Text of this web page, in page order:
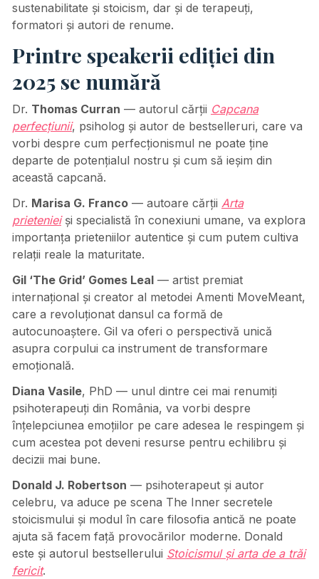
sustenabilitate și stoicism, dar și de terapeuți,
formatori și autori de renume.
Printre speakerii ediției din
2025 se numără
Dr. Thomas Curran — autorul cărții Capcana
perfecțiunii, psiholog și autor de bestselleruri, care va
vorbi despre cum perfecționismul ne poate ține
departe de potențialul nostru și cum să ieșim din
această capcană.
Dr. Marisa G. Franco — autoare cărții Arta
prietenieiși specialistă în conexiuni umane, va explora
importanța prieteniilor autentice și cum putem cultiva
relații reale la maturitate.
Gil ‘The Grid’ Gomes Leal — artist premiat
internațional și creator al metodei Amenti MoveMeant,
care a revoluționat dansul ca formă de
autocunoaștere. Gil va oferi o perspectivă unică
asupra corpului ca instrument de transformare
emoțională.
Diana Vasile, PhD — unul dintre cei mai renumiți
psihoterapeuți din România, va vorbi despre
înțelepciunea emoțiilor pe care adesea le respingem și
cum acestea pot deveni resurse pentru echilibru și
decizii mai bune.
Donald J. Robertson — psihoterapeut și autor
celebru, va aduce pe scena The Inner secretele
stoicismului și modul în care filosofia antică ne poate
ajuta să facem față provocărilor moderne. Donald
este și autorul bestsellerului Stoicismul și arta de a trăi
fericit.